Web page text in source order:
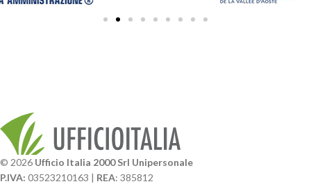
© 2026 Ufficio Italia 2000 Srl Unipersonale
P.IVA: 03523210163 | REA: 385812